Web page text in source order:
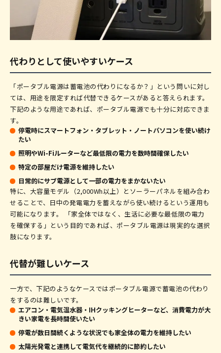
代わりとして使いやすいケース
「ポータブル電源は蓄電池の代わりになるか？」という問いに対し
ては、用途を限定すれば代替できるケースがあると答えられます。
下記のような用途であれば、ポータブル電源でも十分に対応できま
す。
停電時にスマートフォン・タブレット・ノートパソコンを使い続け
たい
照明やWi-Fiルーターなど最低限の電力を数時間確保したい
特定の部屋だけ電源を維持したい
日常的にサブ電源として一部の電力をまかないたい
特に、大容量モデル（2,000Wh以上）とソーラーパネルを組み合わ
せることで、日中の発電電力を蓄えながら使い続けるという運用も
可能になります。 「家全体ではなく、生活に必要な最低限の電力
を確保する」という目的であれば、ポータブル電源は現実的な選択
肢になります。
代替が難しいケース
一方で、下記のようなケースではポータブル電源で蓄電池の代わり
をするのは難しいです。
エアコン・電気温水器・IHクッキングヒーターなど、消費電力が大
きい家電を長時間使いたい
停電が数日間続くような状況でも家全体の電力を維持したい
太陽光発電と連携して電気代を継続的に節約したい